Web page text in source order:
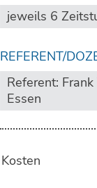
jeweils 6
REFERENT/
Referent:
Essen
Kosten